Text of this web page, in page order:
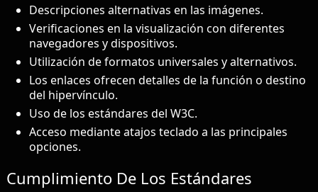
Descripciones alternativas en las imágenes.
Verificaciones en la visualización con diferentes
navegadores y dispositivos.
Utilización de formatos universales y alternativos.
Los enlaces ofrecen detalles de la función o destino
del hipervínculo.
Uso de los estándares del W3C.
Acceso mediante atajos teclado a las principales
opciones.
Cumplimiento De Los Estándares